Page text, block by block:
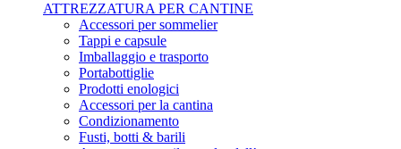
ATTREZZATURA PER CANTINE
Accessori per sommelier
Tappi e capsule
Imballaggio e trasporto
Portabottiglie
Prodotti enologici
Accessori per la cantina
Condizionamento
Fusti, botti & barili